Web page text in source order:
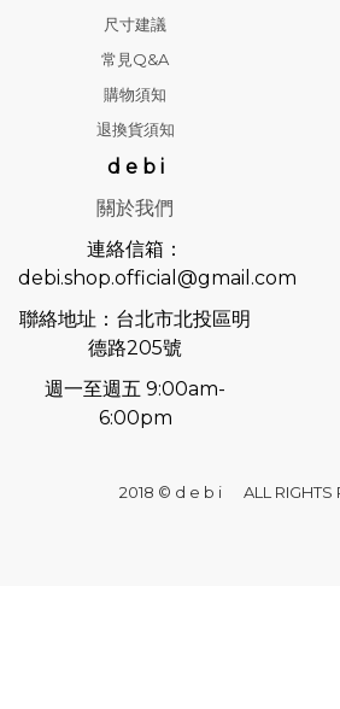
尺寸建議
常見Q&A
購物須知
退換貨須知
d e b i
關於我們
連絡信箱：
debi.shop.official@gmail.com
聯絡地址：台北市北投區明
德路205號
週一至週五 9:00am-
6:00pm
2018 © d e b i ALL RIGHTS